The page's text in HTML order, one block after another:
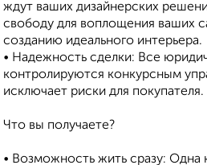
ждут ваших дизайнерских
свободу для воплощения ваших
созданию идеального интерьера.
• Надежность сделки: Все
контролируются конкурсным
исключает риски для покупателя.
Что вы получаете?
• Возможность жить сразу: Одна